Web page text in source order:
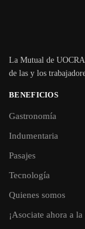
La Mutual de
de las y los
BENEFICIOS
Gastronomía
Indumentaria
Pasajes
Tecnología
Quienes somos
¡Asociate ahora a